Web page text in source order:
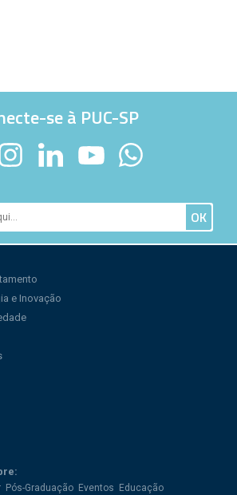
se à PUC-SP
e Inovação
Pós-Graduação Eventos Educação